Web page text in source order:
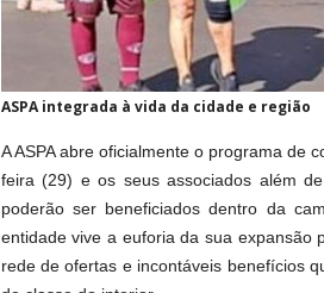
ASPA integrada à vida da cidade e região
A ASPA abre oficialmente o programa de
feira (29) e os seus associados além
poderão ser beneficiados dentro da
entidade vive a euforia da sua expansão
rede de ofertas e incontáveis benefícios